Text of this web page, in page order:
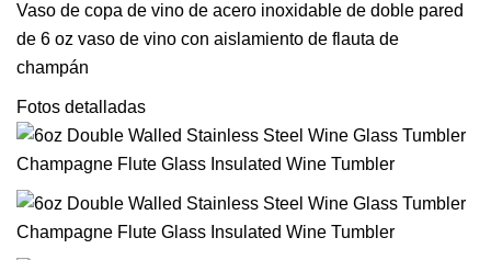
Vaso de copa de vino de acero inoxidable de doble pared
de 6 oz vaso de vino con aislamiento de flauta de
champán
Fotos detalladas